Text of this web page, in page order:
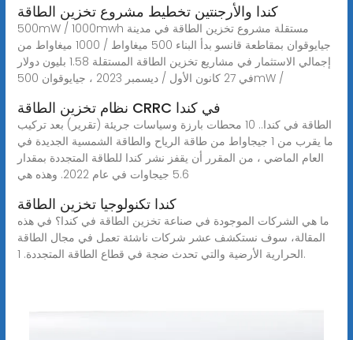
كندا والأرجنتين تخطيط مشروع تخزين الطاقة
500mW / 1000mwh مستقلة مشروع تخزين الطاقة في مدينة
جيايوقوان بمقاطعة قانسو بدأ البناء 500 ميغاواط / 1000 ميغاواط من
إجمالي الاستثمار في مشاريع تخزين الطاقة المستقلة 1.58 بليون دولار
في 27 كانون الأول / ديسمبر 2023 ، جيايوقوان 500mW /
نظام تخزين الطاقة CRRC في كندا
الطاقة في كندا.. 10 محطات بارزة وسياسات جريئة (تقرير) بعد تركيب
ما يقرب من 1 جيجاواط من طاقة الرياح والطاقة الشمسية الجديدة في
العام الماضي ، من المقرر أن يقفز نشر كندا للطاقة المتجددة بمقدار
5.6 جيجاوات في عام 2022. وهذه هي
كندا تكنولوجيا تخزين الطاقة
ما هي الشركات الموجودة في صناعة تخزين الطاقة في كندا؟ في هذه
المقالة، سوف نستكشف عشر شركات ناشئة تعمل في مجال الطاقة
الحرارية الأرضية والتي تحدث ضجة في قطاع الطاقة المتجددة. 1.